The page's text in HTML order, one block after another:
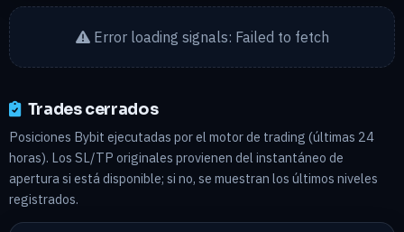
Error loading signals: Failed to fetch
Trades cerrados
Posiciones Bybit ejecutadas por el motor de trading (últimas 24
horas). Los SL/TP originales provienen del instantáneo de
apertura si está disponible; si no, se muestran los últimos niveles
registrados.